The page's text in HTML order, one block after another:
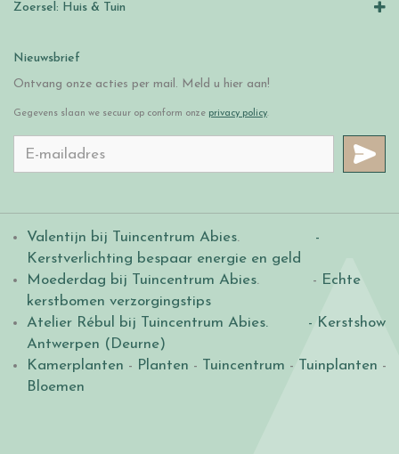
Zoersel: Huis & Tuin
Nieuwsbrief
Ontvang onze acties per mail. Meld u hier aan!
Gegevens slaan we secuur op conform onze privacy policy.
Valentijn bij Tuincentrum Abies.
-
Kerstverlichting bespaar energie en geld
Moederdag bij Tuincentrum Abies. - Echte
kerstbomen verzorgingstips
Atelier Rébul bij Tuincentrum Abies.
- Kerstshow
Antwerpen (Deurne)
Kamerplanten - Planten - Tuincentrum - Tuinplanten -
Bloemen